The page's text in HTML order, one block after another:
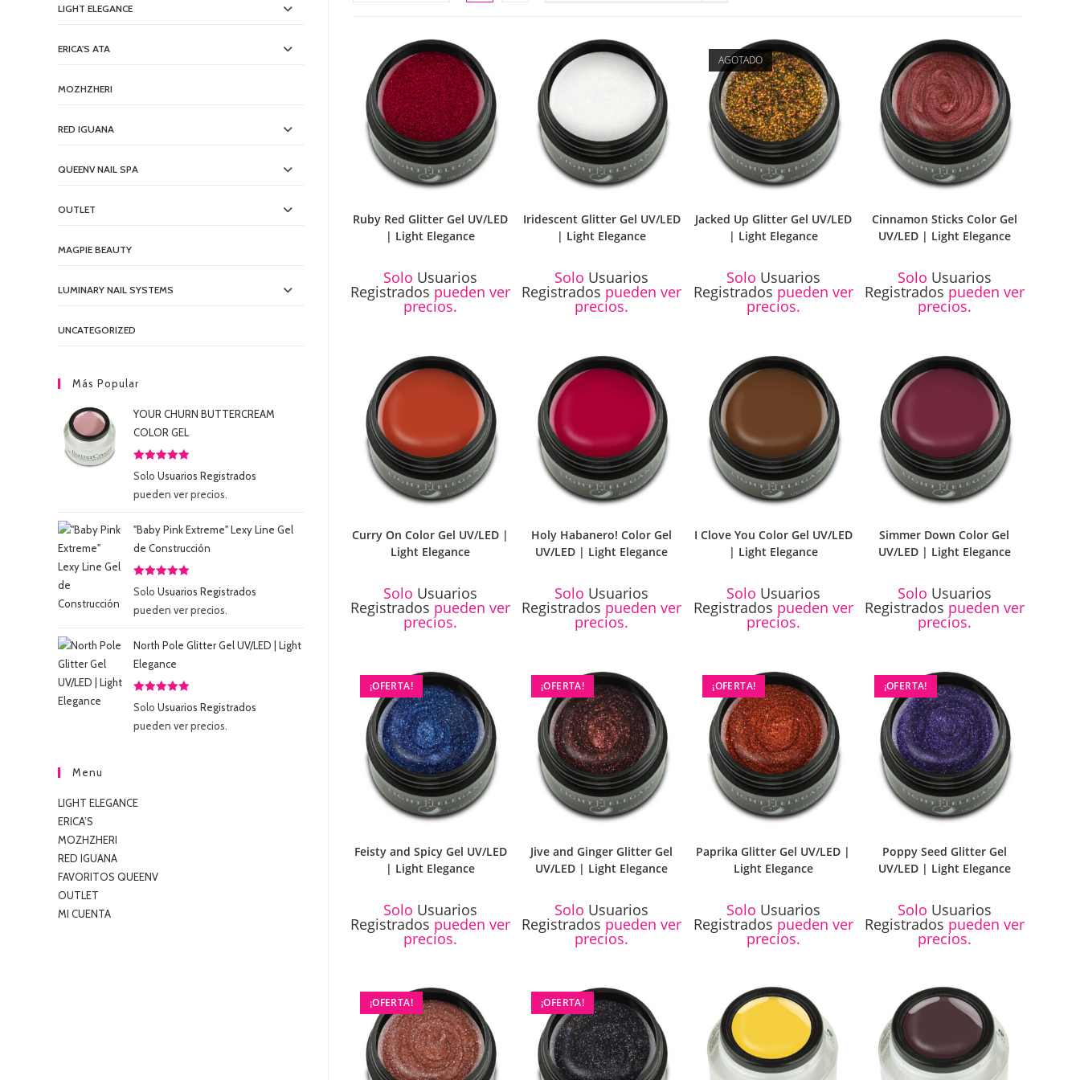
WEB
Ruby Red Glitter Gel UV/LED
| Light Elegance
Solo Usuarios
Registrados pueden ver
precios.
Iridescent Glitter Gel UV/LED
| Light Elegance
Solo Usuarios
Registrados pueden ver
precios.
AGOTADO
Jacked Up Glitter Gel UV/LED
| Light Elegance
Solo Usuarios
Registrados pueden ver
precios.
Cinnamon Sticks Color Gel
UV/LED | Light Elegance
Solo Usuarios
Registrados pueden ver
precios.
Curry On Color Gel UV/LED |
Light Elegance
Solo Usuarios
Registrados pueden ver
precios.
Holy Habanero! Color Gel
UV/LED | Light Elegance
Solo Usuarios
Registrados pueden ver
precios.
I Clove You Color Gel UV/LED
| Light Elegance
Solo Usuarios
Registrados pueden ver
precios.
Simmer Down Color Gel
UV/LED | Light Elegance
Solo Usuarios
Registrados pueden ver
precios.
¡OFERTA!
Feisty and Spicy Gel UV/LED
| Light Elegance
Solo Usuarios
Registrados pueden ver
precios.
¡OFERTA!
Jive and Ginger Glitter Gel
UV/LED | Light Elegance
Solo Usuarios
Registrados pueden ver
precios.
¡OFERTA!
Paprika Glitter Gel UV/LED |
Light Elegance
Solo Usuarios
Registrados pueden ver
precios.
¡OFERTA!
Poppy Seed Glitter Gel
UV/LED | Light Elegance
Solo Usuarios
Registrados pueden ver
precios.
¡OFERTA! ¡OFERTA!
LIGHT ELEGANCE
ERICA'S ATA
MOZHZHERI
RED IGUANA
QUEENV NAIL SPA
OUTLET
MAGPIE BEAUTY
LUMINARY NAIL SYSTEMS
UNCATEGORIZED
Más Popular
YOUR CHURN BUTTERCREAM
COLOR GEL
Valorado
5.00
5
Solo Usuarios Registrados
pueden ver precios.
"Baby Pink Extreme" Lexy Line Gel
de Construcción
Valorado
5.00
5
Solo Usuarios Registrados
pueden ver precios.
North Pole Glitter Gel UV/LED | Light
Elegance
Valorado
5.00
5
Solo Usuarios Registrados
pueden ver precios.
Menu
LIGHT ELEGANCE
ERICA’S
MOZHZHERI
RED IGUANA
FAVORITOS QUEENV
OUTLET
MI CUENTA